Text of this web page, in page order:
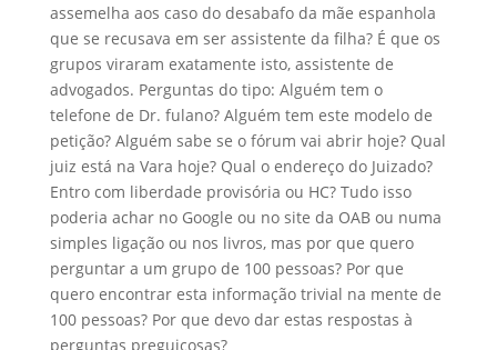
assemelha aos caso do desabafo da mãe espanhola
que se recusava em ser assistente da filha? É que os
grupos viraram exatamente isto, assistente de
advogados. Perguntas do tipo: Alguém tem o
telefone de Dr. fulano? Alguém tem este modelo de
petição? Alguém sabe se o fórum vai abrir hoje? Qual
juiz está na Vara hoje? Qual o endereço do Juizado?
Entro com liberdade provisória ou HC? Tudo isso
poderia achar no Google ou no site da OAB ou numa
simples ligação ou nos livros, mas por que quero
perguntar a um grupo de 100 pessoas? Por que
quero encontrar esta informação trivial na mente de
100 pessoas? Por que devo dar estas respostas à
perguntas preguiçosas?